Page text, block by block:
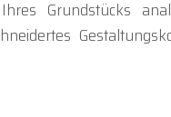
Grundstücks